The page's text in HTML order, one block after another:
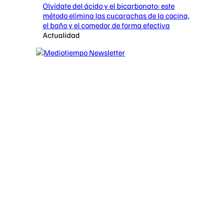
Olvídate del ácido y el bicarbonato: este
método elimina las cucarachas de la cocina,
el baño y el comedor de forma efectiva
Actualidad